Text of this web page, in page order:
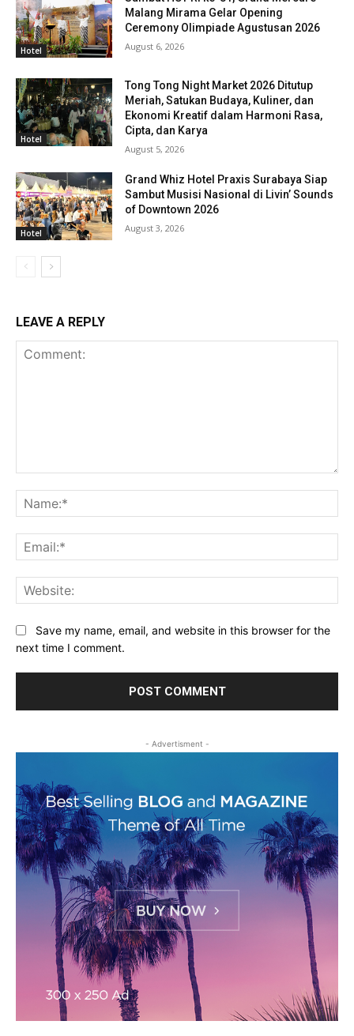
Hotel
Malang Mirama Gelar Opening
Ceremony Olimpiade Agustusan 2026
August 6, 2026
Hotel
Tong Tong Night Market 2026 Ditutup
Meriah, Satukan Budaya, Kuliner, dan
Ekonomi Kreatif dalam Harmoni Rasa,
Cipta, dan Karya
August 5, 2026
Hotel
Grand Whiz Hotel Praxis Surabaya Siap
Sambut Musisi Nasional di Livin’ Sounds
of Downtown 2026
August 3, 2026
LEAVE A REPLY
Save my name, email, and website in this browser for the
next time I comment.
- Advertisment -